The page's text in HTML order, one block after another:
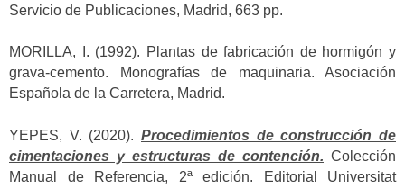
Servicio de Publicaciones, Madrid, 663 pp.
MORILLA, I. (1992). Plantas de fabricación de hormigón y
grava-cemento. Monografías de maquinaria. Asociación
Española de la Carretera, Madrid.
YEPES, V. (2020). Procedimientos de construcción de
cimentaciones y estructuras de contención. Colección
Manual de Referencia, 2ª edición. Editorial Universitat